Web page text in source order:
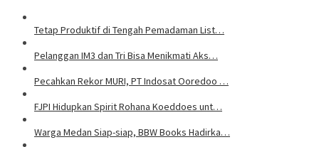
Tetap Produktif di Tengah Pemadaman List…
Pelanggan IM3 dan Tri Bisa Menikmati Aks…
Pecahkan Rekor MURI, PT Indosat Ooredoo …
FJPI Hidupkan Spirit Rohana Koeddoes unt…
Warga Medan Siap-siap, BBW Books Hadirka…